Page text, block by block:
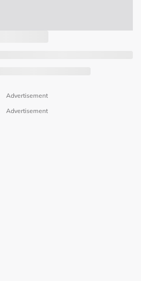
Advertisement
Advertisement